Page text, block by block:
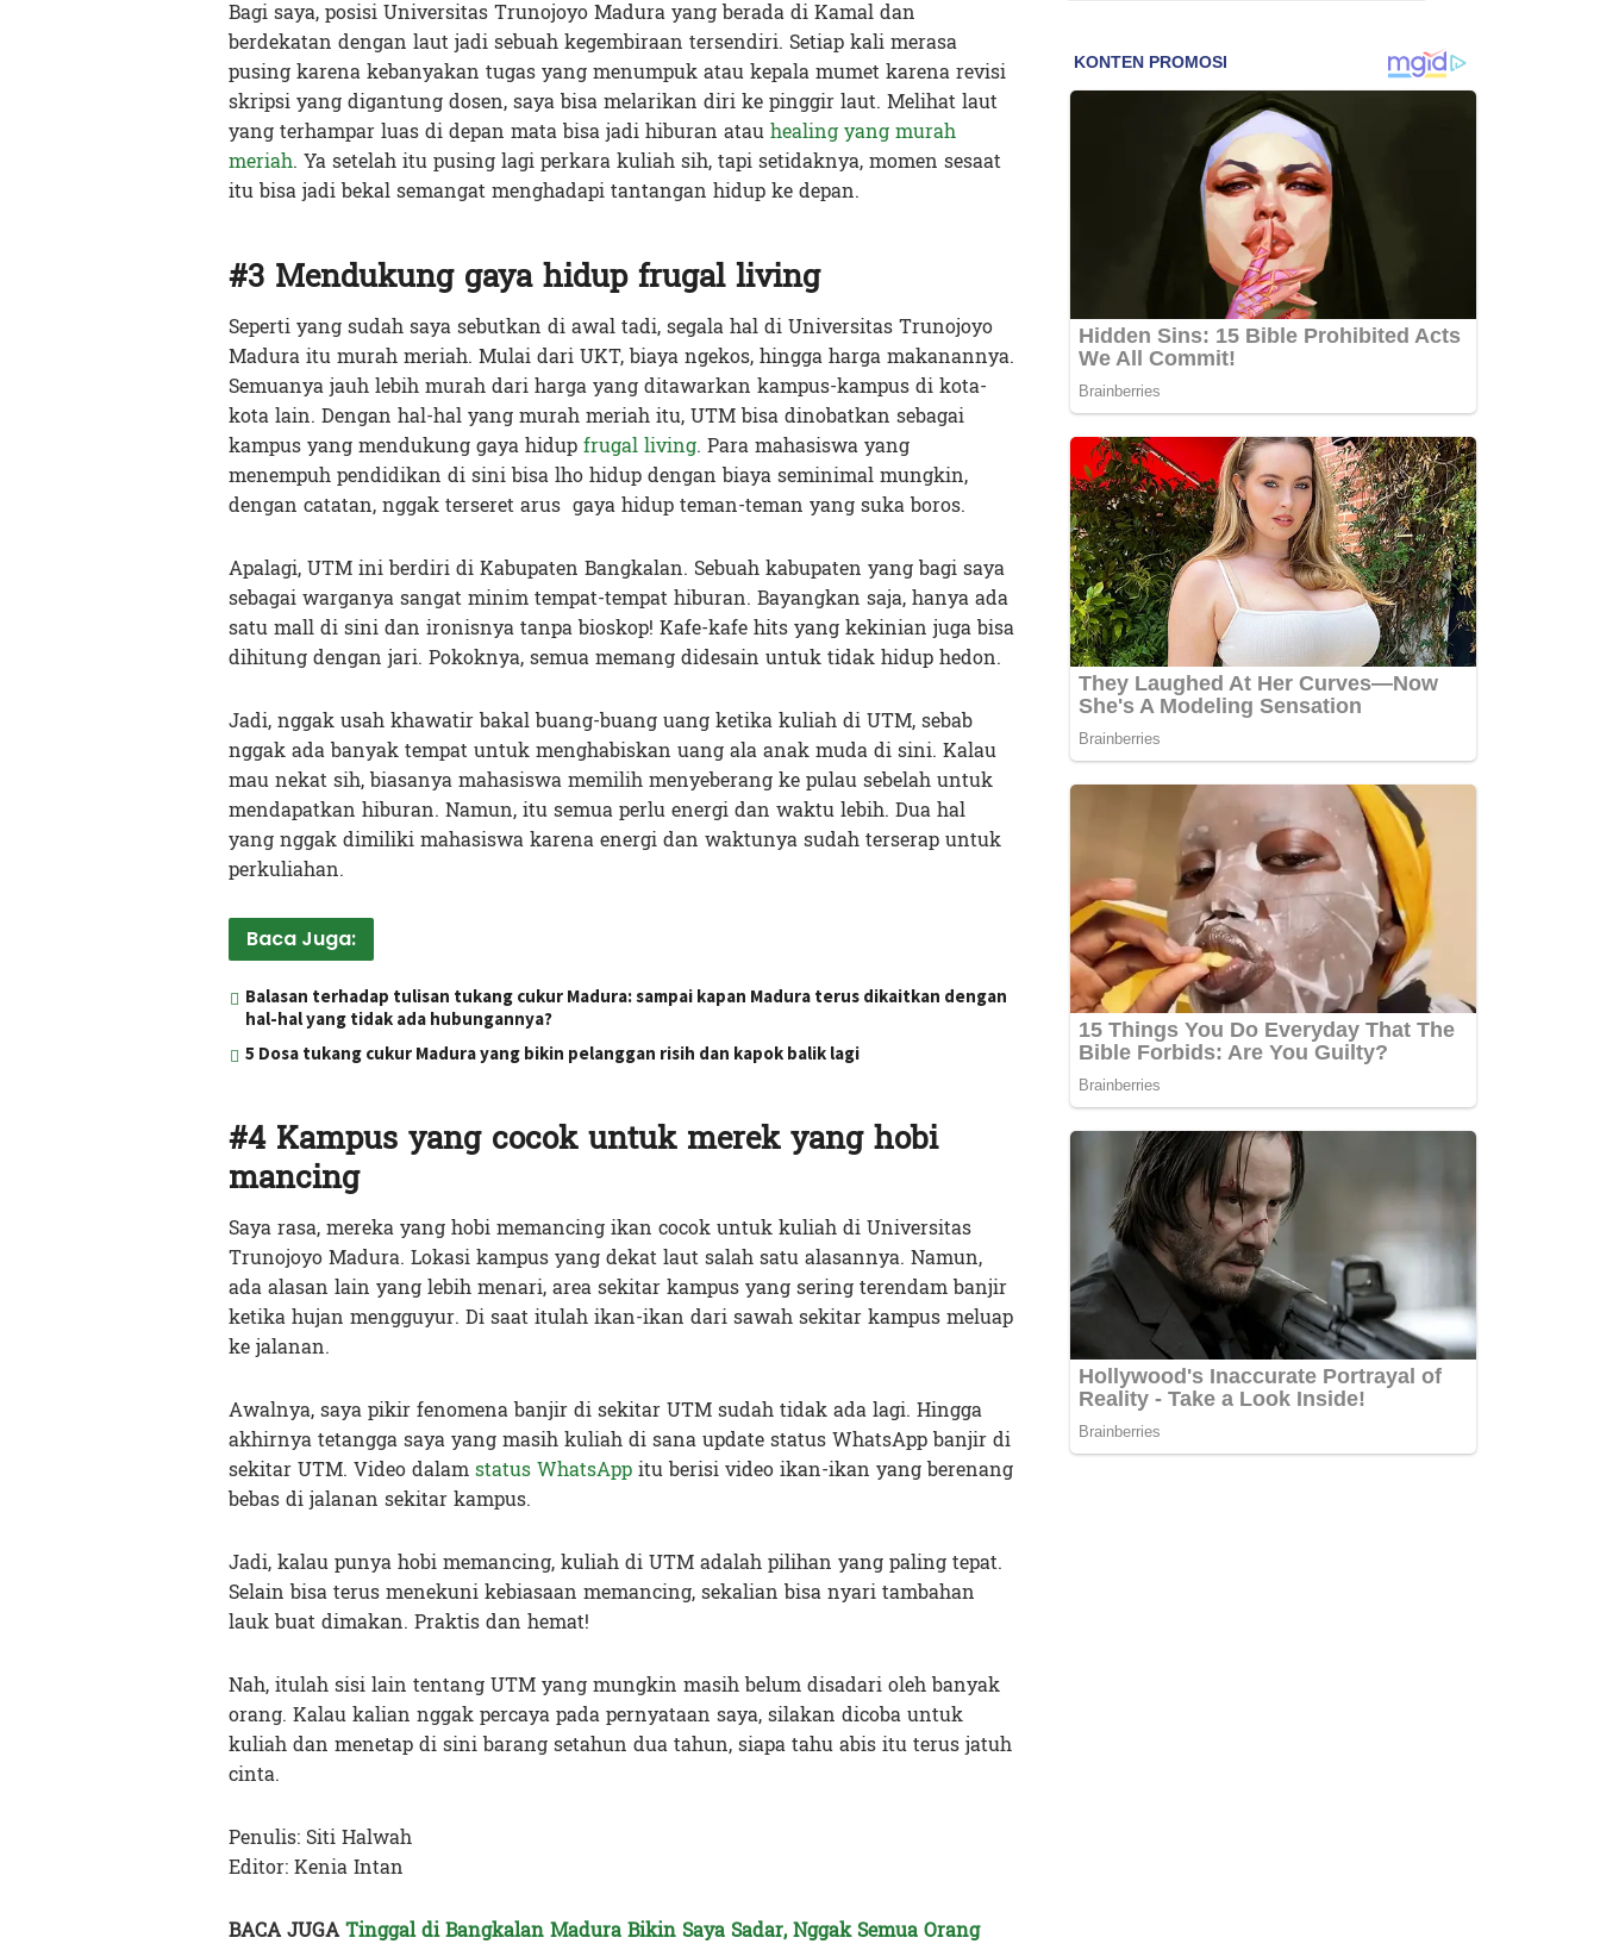
Bagi saya, posisi Universitas Trunojoyo Madura yang berada di Kamal dan
berdekatan dengan laut jadi sebuah kegembiraan tersendiri. Setiap kali merasa
pusing karena kebanyakan tugas yang menumpuk atau kepala mumet karena revisi
skripsi yang digantung dosen, saya bisa melarikan diri ke pinggir laut. Melihat laut
yang terhampar luas di depan mata bisa jadi hiburan atauhealing yang murah
meriah. Ya setelah itu pusing lagi perkara kuliah sih, tapi setidaknya, momen sesaat
itu bisa jadi bekal semangat menghadapi tantangan hidup ke depan.
#3 Mendukung gaya hidup frugal living
Seperti yang sudah saya sebutkan di awal tadi, segala hal di Universitas Trunojoyo
Madura itu murah meriah. Mulai dari UKT, biaya ngekos, hingga harga makanannya.
Semuanya jauh lebih murah dari harga yang ditawarkan kampus-kampus di kota-
kota lain. Dengan hal-hal yang murah meriah itu, UTM bisa dinobatkan sebagai
kampus yang mendukung gaya hidupfrugal living. Para mahasiswa yang
menempuh pendidikan di sini bisa lho hidup dengan biaya seminimal mungkin,
dengan catatan, nggak terseret arus gaya hidup teman-teman yang suka boros.
Apalagi, UTM ini berdiri di Kabupaten Bangkalan. Sebuah kabupaten yang bagi saya
sebagai warganya sangat minim tempat-tempat hiburan. Bayangkan saja, hanya ada
satu mall di sini dan ironisnya tanpa bioskop! Kafe-kafe hits yang kekinian juga bisa
dihitung dengan jari. Pokoknya, semua memang didesain untuk tidak hidup hedon.
Jadi, nggak usah khawatir bakal buang-buang uang ketika kuliah di UTM, sebab
nggak ada banyak tempat untuk menghabiskan uang ala anak muda di sini. Kalau
mau nekat sih, biasanya mahasiswa memilih menyeberang ke pulau sebelah untuk
mendapatkan hiburan. Namun, itu semua perlu energi dan waktu lebih. Dua hal
yang nggak dimiliki mahasiswa karena energi dan waktunya sudah terserap untuk
perkuliahan.
Baca Juga:
Balasan terhadap tulisan tukang cukur Madura: sampai kapan Madura terus dikaitkan dengan
hal-hal yang tidak ada hubungannya?
5 Dosa tukang cukur Madura yang bikin pelanggan risih dan kapok balik lagi
#4 Kampus yang cocok untuk merek yang hobi
mancing
Saya rasa, mereka yang hobi memancing ikan cocok untuk kuliah di Universitas
Trunojoyo Madura. Lokasi kampus yang dekat laut salah satu alasannya. Namun,
ada alasan lain yang lebih menari, area sekitar kampus yang sering terendam banjir
ketika hujan mengguyur. Di saat itulah ikan-ikan dari sawah sekitar kampus meluap
ke jalanan.
Awalnya, saya pikir fenomena banjir di sekitar UTM sudah tidak ada lagi. Hingga
akhirnya tetangga saya yang masih kuliah di sana update status WhatsApp banjir di
sekitar UTM. Video dalamstatus WhatsAppitu berisi video ikan-ikan yang berenang
bebas di jalanan sekitar kampus.
Jadi, kalau punya hobi memancing, kuliah di UTM adalah pilihan yang paling tepat.
Selain bisa terus menekuni kebiasaan memancing, sekalian bisa nyari tambahan
lauk buat dimakan. Praktis dan hemat!
Nah, itulah sisi lain tentang UTM yang mungkin masih belum disadari oleh banyak
orang. Kalau kalian nggak percaya pada pernyataan saya, silakan dicoba untuk
kuliah dan menetap di sini barang setahun dua tahun, siapa tahu abis itu terus jatuh
cinta.
Penulis: Siti Halwah
Editor: Kenia Intan
BACA JUGATinggal di Bangkalan Madura Bikin Saya Sadar, Nggak Semua Orang